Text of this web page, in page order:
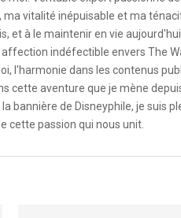
ma vitalité inépuisable et ma
et à le maintenir en vie
indéfectible envers The
l'harmonie dans les contenus
cette aventure que je mène
bannière de Disneyphile, je suis
cette passion qui nous unit.